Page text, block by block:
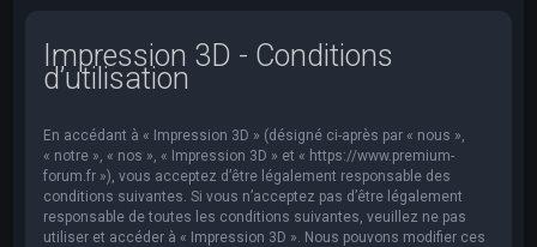
Impression 3D - Conditions
d’utilisation
En accédant à « Impression 3D » (désigné ci-après par « nous »,
« notre », « nos », « Impression 3D » et « https://www.premium-
forum.fr »), vous acceptez d’être légalement responsable des
conditions suivantes. Si vous n’acceptez pas d’être légalement
responsable de toutes les conditions suivantes, veuillez ne pas
utiliser et accéder à « Impression 3D ». Nous pouvons modifier ces